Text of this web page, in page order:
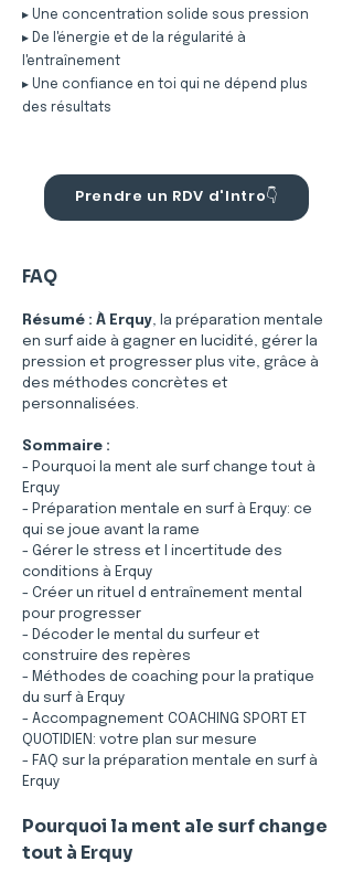
▸ Une concentration solide sous pression
▸ De l'énergie et de la régularité à
l'entraînement
▸ Une confiance en toi qui ne dépend plus
des résultats
Prendre un RDV d'Intro👇
FAQ
Résumé : À Erquy, la préparation mentale
en surf aide à gagner en lucidité, gérer la
pression et progresser plus vite, grâce à
des méthodes concrètes et
personnalisées.
Sommaire :
- Pourquoi la ment ale surf change tout à
Erquy
- Préparation mentale en surf à Erquy: ce
qui se joue avant la rame
- Gérer le stress et l incertitude des
conditions à Erquy
- Créer un rituel d entraînement mental
pour progresser
- Décoder le mental du surfeur et
construire des repères
- Méthodes de coaching pour la pratique
du surf à Erquy
- Accompagnement COACHING SPORT ET
QUOTIDIEN: votre plan sur mesure
- FAQ sur la préparation mentale en surf à
Erquy
Pourquoi la ment ale surf change
tout à Erquy